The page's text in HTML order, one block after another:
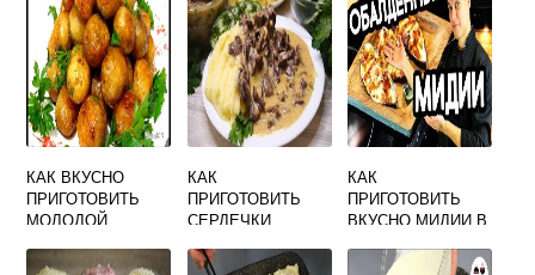
БЫСТРО
КАК ВКУСНО
ПРИГОТОВИТЬ
МОЛОДОЙ
КАК
ПРИГОТОВИТЬ
СЕРДЕЧКИ
МУЛЬТИВАРКЕ
КАК
ПРИГОТОВИТЬ
ВКУСНО МИДИИ В